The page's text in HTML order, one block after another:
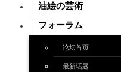
油絵の芸術
フォーラム
论坛首页
最新话题